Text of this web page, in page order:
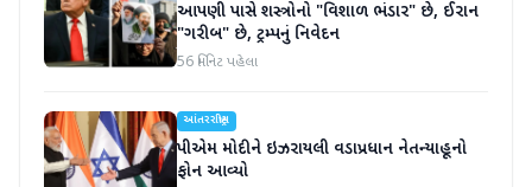
આપણી પાસે શસ્ત્રોનો "વિશાળ ભંડાર" છે, ઈરાન
"ગરીબ" છે, ટ્રમ્પનું નિવેદન
56 મિનિટ પહેલા
આંતરરાષ્ટ્રીય
પીએમ મોદીને ઇઝરાયલી વડાપ્રધાન નેતન્યાહૂનો
ફોન આવ્યો